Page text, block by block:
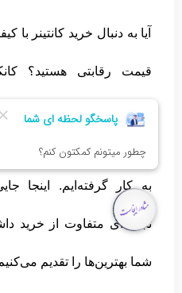
آیا به دنبال خرید کانتینر
قیمت رقابتی هستید؟
شماست! ما در کانکس آنلاین
خدمات استثنایی در زمینه
به کار گرفته‌ایم. اینجا
تجربه‌ای متفاوت از خرید
شما بهترین‌ها را تقدیم